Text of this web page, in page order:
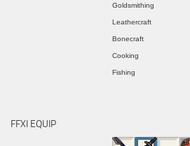
Goldsmithing
Leathercraft
Bonecraft
Cooking
Fishing
FFXI EQUIP